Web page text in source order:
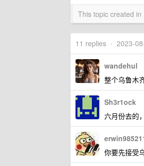
This topic created
11 replies • 2023-
wandehul
整个乌鲁木
Sh3r1ock
六月份去的
你要先接受